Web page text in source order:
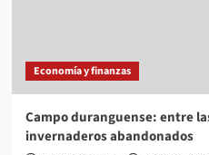
Economía y finanzas
Campo duranguense: entre
invernaderos abandonados